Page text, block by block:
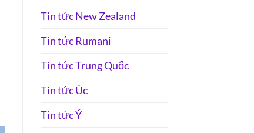
Tin tức New Zealand
Tin tức Rumani
Tin tức Trung Quốc
Tin tức Úc
Tin tức Ý